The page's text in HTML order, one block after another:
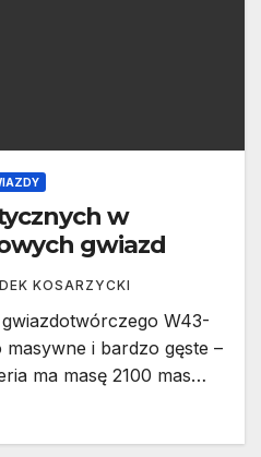
w
gwiazd
KOSARZYCKI
W43-
i bardzo gęste –
ma masę 2100 mas…